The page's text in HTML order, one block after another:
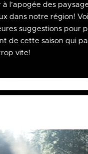
à l’apogée des
dans notre région!
suggestions pour
de cette saison qui
vite!